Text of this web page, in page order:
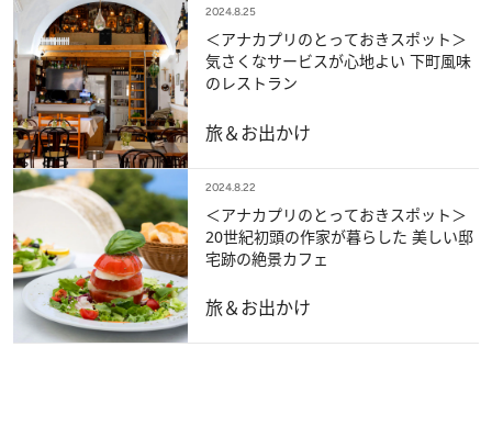
2024.8.25
＜アナカプリのとっておきスポット＞
気さくなサービスが心地よい 下町風味
のレストラン
旅＆お出かけ
2024.8.22
＜アナカプリのとっておきスポット＞
20世紀初頭の作家が暮らした 美しい邸
宅跡の絶景カフェ
旅＆お出かけ